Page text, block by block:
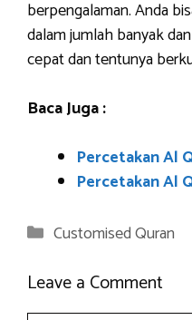
berpengalaman. Anda
dalam jumlah banyak
cepat dan tentunya
Baca Juga :
Percetakan Al
Percetakan Al
Categories
Customised Quran
Leave a Comment